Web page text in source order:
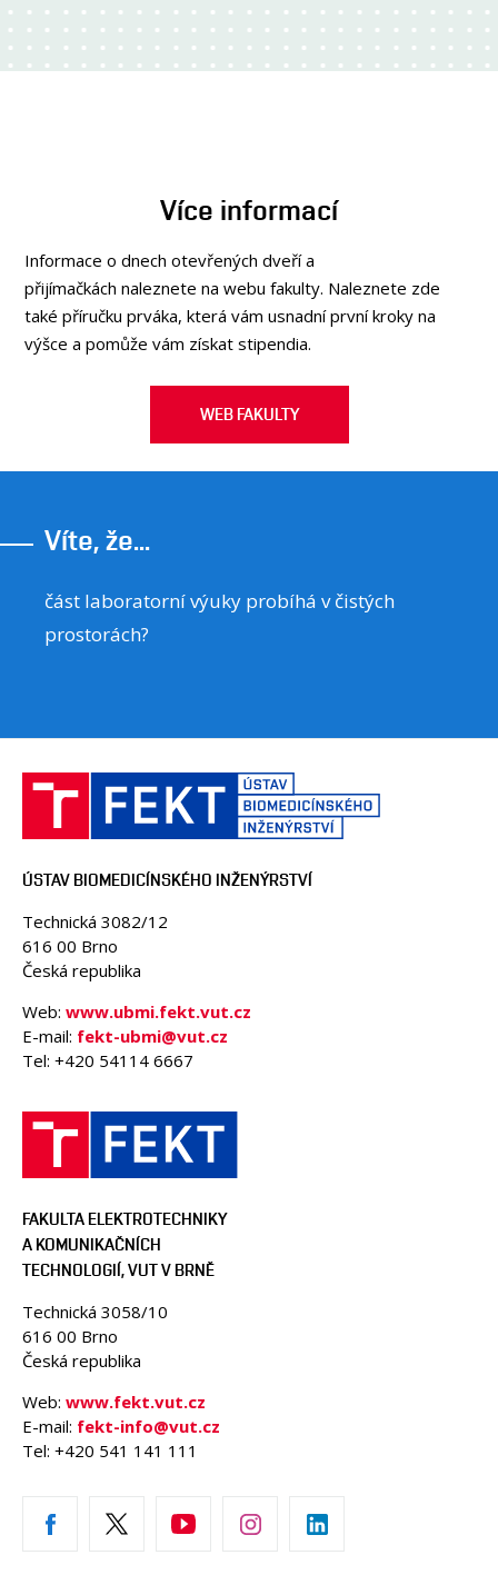
Více informací
Informace o dnech otevřených dveří a
přijímačkách naleznete na webu fakulty. Naleznete zde
také příručku prváka, která vám usnadní první kroky na
výšce a pomůže vám získat stipendia.
WEB FAKULTY
Víte, že...
část laboratorní výuky probíhá v čistých
prostorách?
ÚSTAV BIOMEDICÍNSKÉHO INŽENÝRSTVÍ
Technická 3082/12
616 00 Brno
Česká republika
Web: www.ubmi.fekt.vut.cz
E-mail: fekt-ubmi@vut.cz
Tel: +420 54114 6667
FAKULTA ELEKTROTECHNIKY
A KOMUNIKAČNÍCH
TECHNOLOGIÍ, VUT V BRNĚ
Technická 3058/10
616 00 Brno
Česká republika
Web: www.fekt.vut.cz
E-mail: fekt-info@vut.cz
Tel: +420 541 141 111